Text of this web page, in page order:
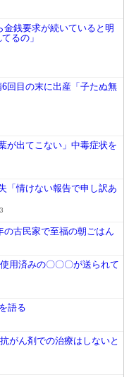
金銭要求が続いていると明
るの」
回目の末に出産「子たぬ無
が出てこない」中毒症状を
「情けない報告で申し訳あ
古民家で至福の朝ごはん
用済みの〇〇〇が送られて
語る
がん剤での治療はしないと